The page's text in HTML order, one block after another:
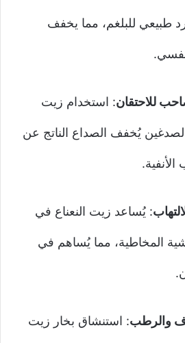
طبيعي للبلغم، مما يخفف
للاحتقان: استخدام زيت
يُخفف الصداع الناتج عن
: يُساعد زيت النعناع في
المخاطية، مما يُساهم في
والرطب: استنشاق بخار زيت